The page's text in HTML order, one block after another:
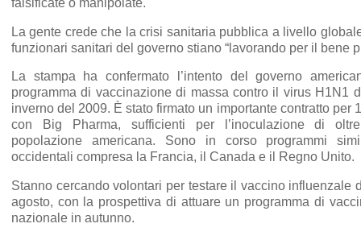
La gente crede che la crisi sanitaria pubblica a livello
funzionari sanitari del governo stiano “lavorando per il bene
La stampa ha confermato l’intento del governo
programma di vaccinazione di massa contro il virus H1N1
inverno del 2009. È stato firmato un importante contratto per
con Big Pharma, sufficienti per l’inoculazione di
popolazione americana. Sono in corso programmi
occidentali compresa la Francia, il Canada e il Regno Unito.
Stanno cercando volontari per testare il vaccino influenzale
agosto, con la prospettiva di attuare un programma di
nazionale in autunno.